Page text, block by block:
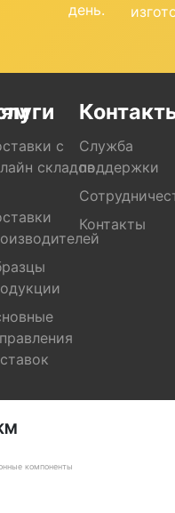
день.
с
складов
Служба
поддержки
Контакты
компоненты